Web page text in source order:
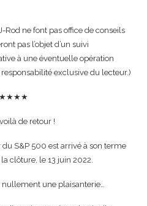
Rod ne font pas office de conseils
pas l’objet d’un suivi
à une éventuelle opération
exclusive du lecteur.)
de retour !
S&P 500 est arrivé à son terme
clôture, le 13 juin 2022.
une plaisanterie…